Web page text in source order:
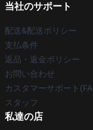
当社のサポート
配送&配送ポリシー
支払条件
返品・返金ポリシー
お問い合わせ
カスタマーサポート
スタッフ
私達の店